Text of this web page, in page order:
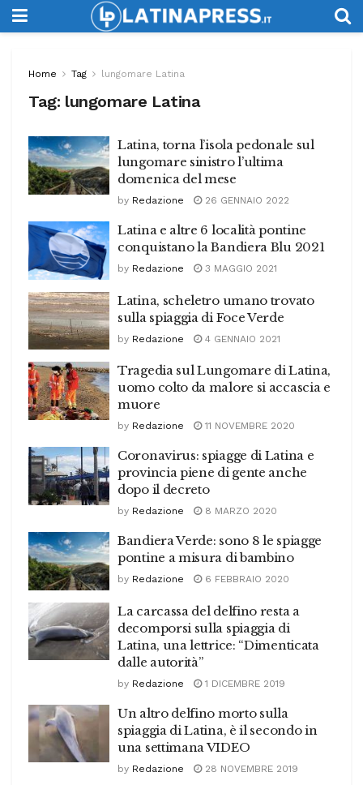
Home Tag lungomare Latina
Tag: lungomare Latina
Latina, torna l’isola pedonale sul
lungomare sinistro l’ultima
domenica del mese
by Redazione 26 GENNAIO 2022
Latina e altre 6 località pontine
conquistano la Bandiera Blu 2021
by Redazione 3 MAGGIO 2021
Latina, scheletro umano trovato
sulla spiaggia di Foce Verde
by Redazione 4 GENNAIO 2021
Tragedia sul Lungomare di Latina,
uomo colto da malore si accascia e
muore
by Redazione 11 NOVEMBRE 2020
Coronavirus: spiagge di Latina e
provincia piene di gente anche
dopo il decreto
by Redazione 8 MARZO 2020
Bandiera Verde: sono 8 le spiagge
pontine a misura di bambino
by Redazione 6 FEBBRAIO 2020
La carcassa del delfino resta a
decomporsi sulla spiaggia di
Latina, una lettrice: “Dimenticata
dalle autorità”
by Redazione 1 DICEMBRE 2019
Un altro delfino morto sulla
spiaggia di Latina, è il secondo in
una settimana VIDEO
by Redazione 28 NOVEMBRE 2019